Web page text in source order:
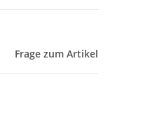
Frage zum Artikel